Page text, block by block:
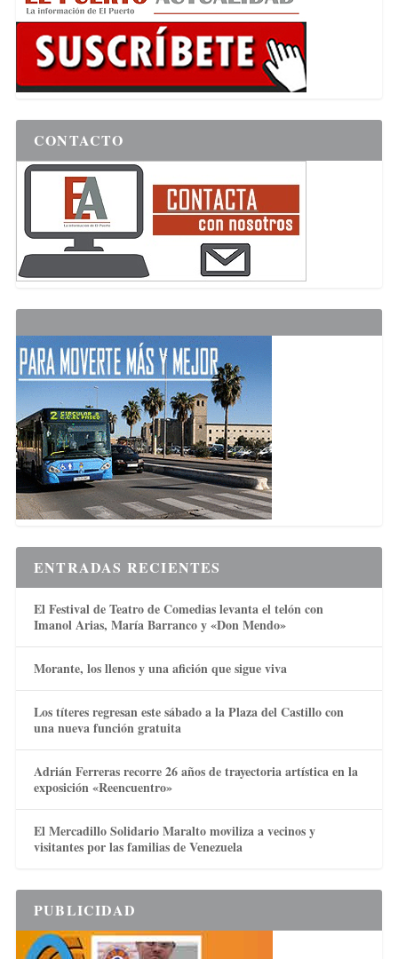
CONTACTO
ENTRADAS RECIENTES
El Festival de Teatro de Comedias levanta el telón con
Imanol Arias, María Barranco y «Don Mendo»
Morante, los llenos y una afición que sigue viva
Los títeres regresan este sábado a la Plaza del Castillo con
una nueva función gratuita
Adrián Ferreras recorre 26 años de trayectoria artística en la
exposición «Reencuentro»
El Mercadillo Solidario Maralto moviliza a vecinos y
visitantes por las familias de Venezuela
PUBLICIDAD